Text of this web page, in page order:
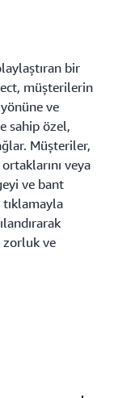
bir
müşterilerin
ve
sahip özel,
Müşteriler,
veya
ve bant
zorluk ve